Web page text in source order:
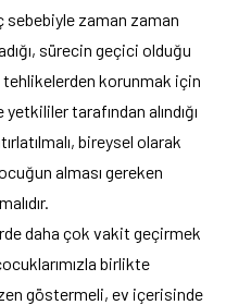
sebebiyle zaman zaman
sürecin geçici olduğu
tehlikelerden korunmak için
tarafından alındığı
bireysel olarak
alması gereken
daha çok vakit geçirmek
birlikte
göstermeli, ev içerisinde